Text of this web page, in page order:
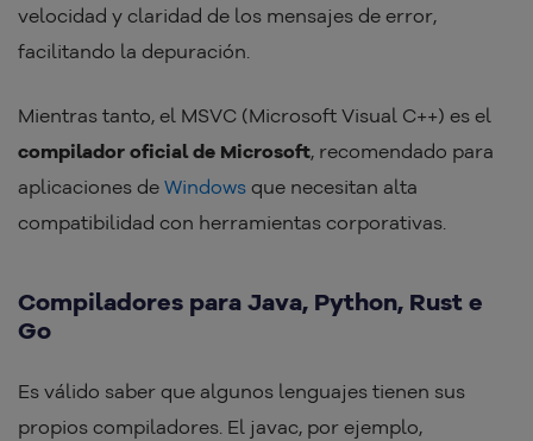
velocidad y claridad de los mensajes de error,
facilitando la depuración.
Mientras tanto, el MSVC (Microsoft Visual C++) es el
compilador oficial de Microsoft, recomendado para
aplicaciones de Windows que necesitan alta
compatibilidad con herramientas corporativas.
Compiladores para Java, Python, Rust e
Go
Es válido saber que algunos lenguajes tienen sus
propios compiladores. El javac, por ejemplo,